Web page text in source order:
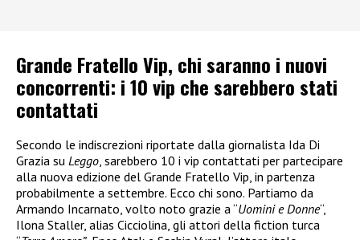
Grande Fratello Vip, chi saranno i nuovi
concorrenti: i 10 vip che sarebbero stati
contattati
Secondo le indiscrezioni riportate dalla giornalista Ida Di
Grazia su Leggo , sarebbero 10 i vip contattati per partecipare
alla nuova edizione del Grande Fratello Vip, in partenza
probabilmente a settembre. Ecco chi sono. Partiamo da
Armando Incarnato, volto noto grazie a “Uomini e Donne“,
Ilona Staller, alias Cicciolina, gli attori della fiction turca